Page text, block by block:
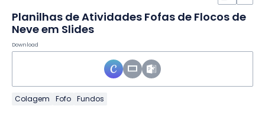
Planilhas de Atividades Fofas de Flocos de
Neve em Slides
Download
Colagem Fofo Fundos